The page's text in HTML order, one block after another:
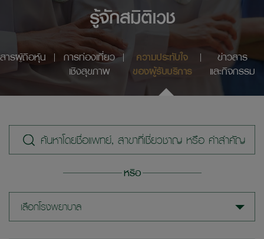
รู้จักสมิติเวช
ารผู้ถือหุ้น
การท่องเที่ยว
เชิงสุขภาพ
ความประทับใจ
ของผู้รับบริการ
ข่าวสาร
และกิจกรรม
ค้นหาโดยชื่อแพทย์, สาขาที่เชี่ยวชาญ หรือ คำสำคัญ
หรือ
เลือกโรงพยาบาล